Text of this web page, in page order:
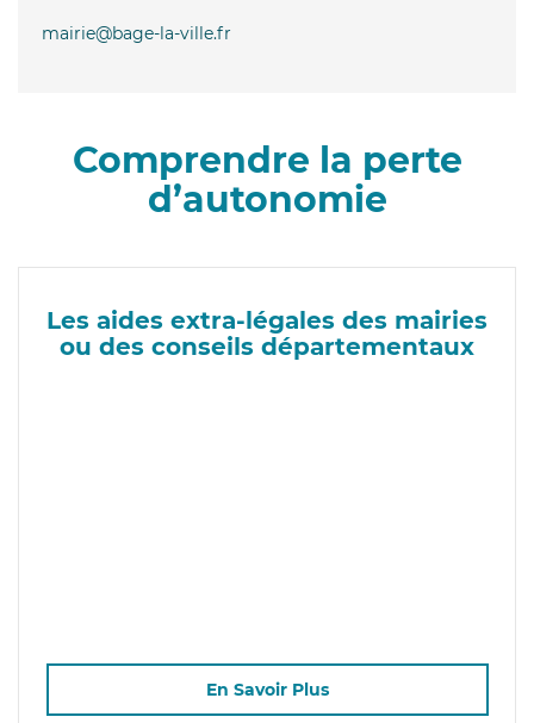
mairie@bage-la-ville.fr
Comprendre la perte
d’autonomie
Les aides extra-légales des mairies
ou des conseils départementaux
En Savoir Plus